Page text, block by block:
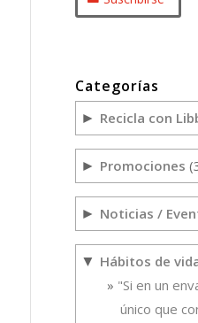
Categorías
► Recicla con
► Promociones
► Noticias /
▼ Hábitos de
"Si en un
único que